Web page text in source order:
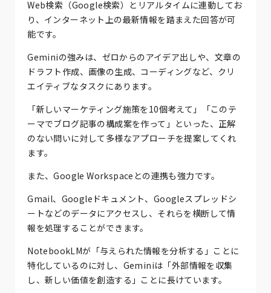
Web検索（Google検索）とリアルタイムに連動してお
り、インターネット上の最新情報を踏まえた回答が可
能です。
Geminiの強みは、ゼロからのアイデア出しや、文章の
ドラフト作成、画像の生成、コーディングなど、クリ
エイティブなタスクにあります。
「新しいマーケティング施策を10個考えて」「このテ
ーマでブログ記事の構成案を作って」といった、正解
のない問いに対して多様なアプローチを提案してくれ
ます。
また、Google Workspaceとの連携も強力です。
Gmail、Googleドキュメント、Googleスプレッドシ
ートなどのデータにアクセスし、それらを横断して情
報を処理することができます。
NotebookLMが「与えられた情報を分析する」ことに
特化しているのに対し、Geminiは「外部情報を収集
し、新しい価値を創造する」ことに長けています。